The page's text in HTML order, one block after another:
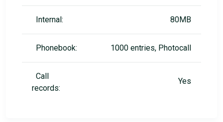
Internal: 80MB
Phonebook: 1000 entries, Photocall
Call
records:
Yes